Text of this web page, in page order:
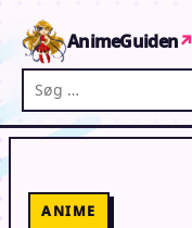
AnimeGuiden↗
Søg på AnimeGuiden
ANIME